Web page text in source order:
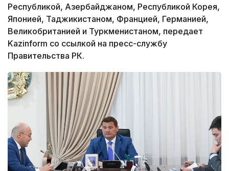
Республикой, Азербайджаном, Республикой Корея,
Японией, Таджикистаном, Францией, Германией,
Великобританией и Туркменистаном, передает
Kazinform со ссылкой на пресс-службу
Правительства РК.